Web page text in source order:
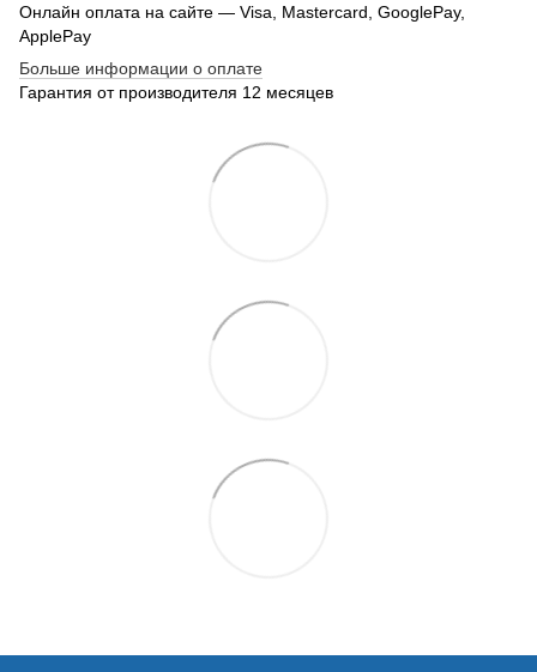
Онлайн оплата на сайте — Visa, Mastercard, GooglePay,
ApplePay
Больше информации о оплате
Гарантия от производителя 12 месяцев